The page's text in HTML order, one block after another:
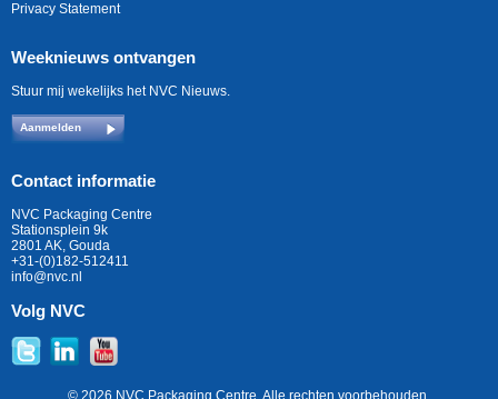
Privacy Statement
Weeknieuws ontvangen
Stuur mij wekelijks het NVC Nieuws.
Aanmelden
Contact informatie
NVC Packaging Centre
Stationsplein 9k
2801 AK, Gouda
+31-(0)182-512411
info@nvc.nl
Volg NVC
© 2026 NVC Packaging Centre. Alle rechten voorbehouden.